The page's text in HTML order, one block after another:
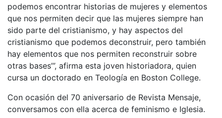
podemos encontrar historias de mujeres y elementos
que nos permiten decir que las mujeres siempre han
sido parte del cristianismo, y hay aspectos del
cristianismo que podemos deconstruir, pero también
hay elementos que nos permiten reconstruir sobre
otras bases’”, afirma esta joven historiadora, quien
cursa un doctorado en Teología en Boston College.
Con ocasión del 70 aniversario de Revista Mensaje,
conversamos con ella acerca de feminismo e Iglesia.